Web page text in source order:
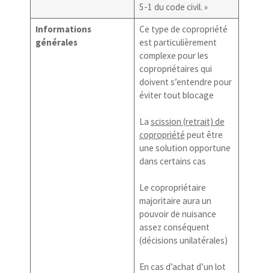
5-1 du code civil. »
Informations
générales
Ce type de copropriété
est particulièrement
complexe pour les
copropriétaires qui
doivent s’entendre pour
éviter tout blocage
La scission (retrait) de
copropriété peut être
une solution opportune
dans certains cas
Le copropriétaire
majoritaire aura un
pouvoir de nuisance
assez conséquent
(décisions unilatérales)
En cas d’achat d’un lot